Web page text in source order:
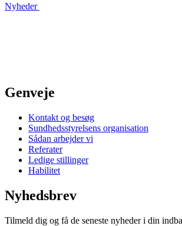
Nyheder
Genveje
Kontakt og besøg
Sundhedsstyrelsens organisation
Sådan arbejder vi
Referater
Ledige stillinger
Habilitet
Nyhedsbrev
Tilmeld dig og få de seneste nyheder i din